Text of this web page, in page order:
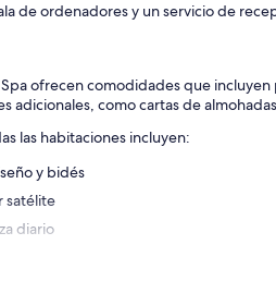
de ordenadores y un servicio de
ofrecen comodidades que
adicionales, como cartas de
las habitaciones incluyen:
y bidés
satélite
diario